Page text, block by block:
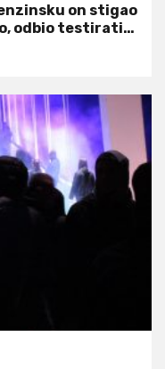
on stigao
odbio testirati…